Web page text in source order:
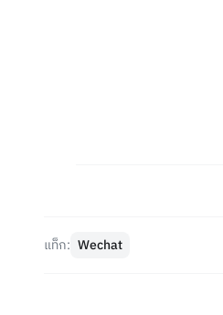
แท็ก: Wechat